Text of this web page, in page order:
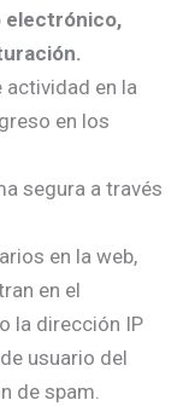
electrónico,
actividad en la
en los
segura a través
en la web,
en el
la dirección IP
usuario del
de spam.